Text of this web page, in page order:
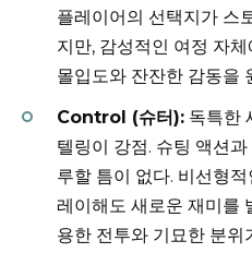
플레이어의 선택지가 스
지만, 감성적인 여정 자
몰입도와 잔잔한 감동을
Control (슈터): 독특한
텔링이 강점. 슈팅 액션
루할 틈이 없다. 비선형
레이해도 새로운 재미를
용한 전투와 기묘한 분